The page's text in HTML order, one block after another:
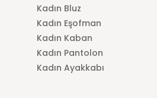
Kadın Bluz
Kadın Eşofman
Kadın Kaban
Kadın Pantolon
Kadın Ayakkabı